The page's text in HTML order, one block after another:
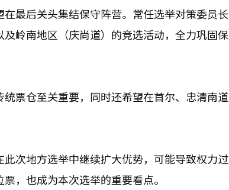
最后关头集结保守阵营。常任选举对策委员长
岭南地区（庆尚道）的竞选活动，全力巩固保
票仓至关重要，同时还希望在首尔、忠清南道
次地方选举中继续扩大优势，可能导致权力过
，也成为本次选举的重要看点。